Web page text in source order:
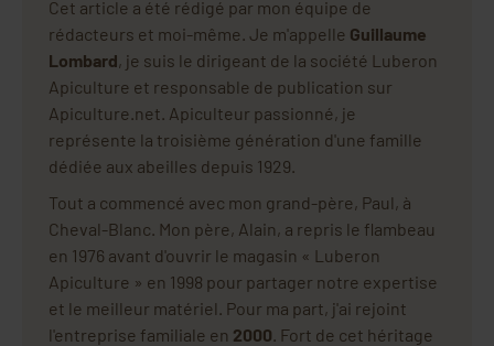
Cet article a été rédigé par mon équipe de
rédacteurs et moi-même. Je m'appelle Guillaume
Lombard, je suis le dirigeant de la société Luberon
Apiculture et responsable de publication sur
Apiculture.net. Apiculteur passionné, je
représente la troisième génération d'une famille
dédiée aux abeilles depuis 1929.
Tout a commencé avec mon grand-père, Paul, à
Cheval-Blanc. Mon père, Alain, a repris le flambeau
en 1976 avant d'ouvrir le magasin « Luberon
Apiculture » en 1998 pour partager notre expertise
et le meilleur matériel. Pour ma part, j'ai rejoint
l'entreprise familiale en 2000 . Fort de cet héritage